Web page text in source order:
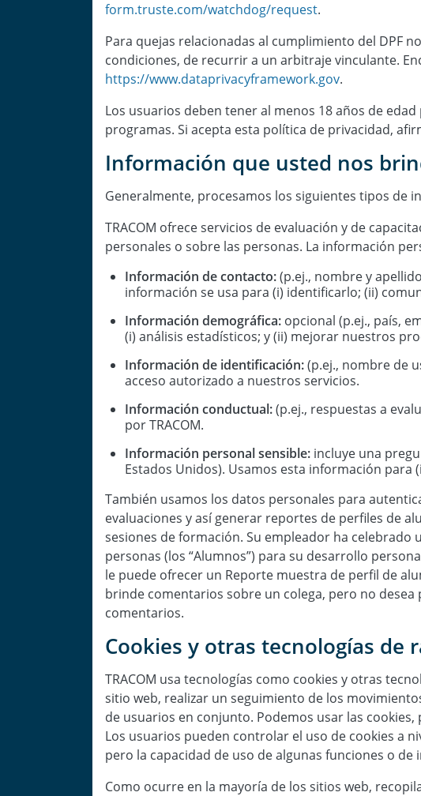
form.truste.com/watchdog/request.
Para quejas relacionadas al cumplimiento del DPF
condiciones, de recurrir a un arbitraje vinculante.
https://www.dataprivacyframework.gov.
Los usuarios deben tener al menos 18 años de
programas. Si acepta esta política de privacidad,
Información que usted nos
Generalmente, procesamos los siguientes tipos de
TRACOM ofrece servicios de evaluación y de
personales o sobre las personas. La información
Información de contacto:(p.ej., nombre y
información se usa para (i) identificarlo; (ii)
Información demográfica: opcional (p.ej., país,
(i) análisis estadísticos; y (ii) mejorar nuestros
Información de identificación:(p.ej., nombre de
acceso autorizado a nuestros servicios.
Información conductual:(p.ej., respuestas a
por TRACOM.
Información personal sensible: incluye una
Estados Unidos). Usamos esta información
También usamos los datos personales para
evaluaciones y así generar reportes de perfiles de
sesiones de formación. Su empleador ha
personas (los “Alumnos”) para su desarrollo
le puede ofrecer un Reporte muestra de perfil de
brinde comentarios sobre un colega, pero no
comentarios.
Cookies y otras tecnologías de
TRACOM usa tecnologías como cookies y otras
sitio web, realizar un seguimiento de los
de usuarios en conjunto. Podemos usar las
Los usuarios pueden controlar el uso de cookies a
pero la capacidad de uso de algunas funciones o
Como ocurre en la mayoría de los sitios web,